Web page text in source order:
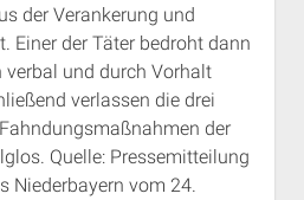
München
Über a.i.d.a.
Twitter & Facebook
Bibliothek
& PGP-Key
der Verankerung und
Einer der Täter bedroht dann
verbal und durch Vorhalt
verlassen die drei
der
Quelle: Pressemitteilung
Niederbayern vom 24.